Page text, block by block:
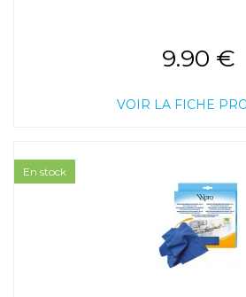
9.90 €
VOIR LA FICHE
En stock